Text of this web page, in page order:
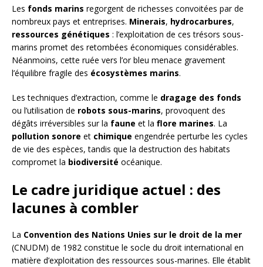
Les fonds marins regorgent de richesses convoitées par de
nombreux pays et entreprises. Minerais, hydrocarbures,
ressources génétiques : l’exploitation de ces trésors sous-
marins promet des retombées économiques considérables.
Néanmoins, cette ruée vers l’or bleu menace gravement
l’équilibre fragile des écosystèmes marins.
Les techniques d’extraction, comme le dragage des fonds
ou l’utilisation de robots sous-marins, provoquent des
dégâts irréversibles sur la faune et la flore marines. La
pollution sonore et chimique engendrée perturbe les cycles
de vie des espèces, tandis que la destruction des habitats
compromet la biodiversité océanique.
Le cadre juridique actuel : des
lacunes à combler
La Convention des Nations Unies sur le droit de la mer
(CNUDM) de 1982 constitue le socle du droit international en
matière d’exploitation des ressources sous-marines. Elle établit